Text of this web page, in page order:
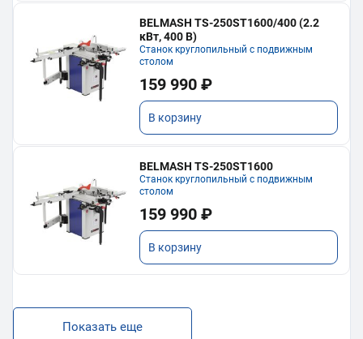
BELMASH TS-250ST1600/400 (2.2
кВт, 400 В)
Станок круглопильный с подвижным
столом
159 990 ₽
В корзину
BELMASH TS-250ST1600
Станок круглопильный с подвижным
столом
159 990 ₽
В корзину
Показать еще